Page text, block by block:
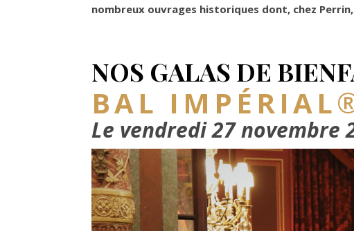
nombreux ouvrages historiques dont, chez
NOS GALAS DE
BAL IMPÉRIAL
Le vendredi 27 novembre